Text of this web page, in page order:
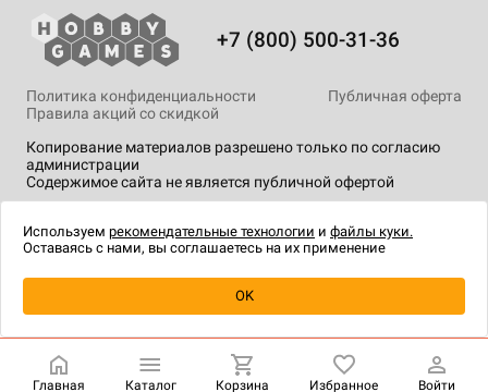
Уведомить о наличии
+7 (800) 500-31-36
Копирование материалов разрешено только по согласию
администрации
Содержимое сайта не является публичной офертой
Политика конфиденциальности
Публичная оферта
Правила акций со скидкой
технологии.
Главная Каталог Корзина Избранное Войти
Используем рекомендательные технологии и файлы куки.
Оставаясь с нами, вы соглашаетесь на их применение
OK